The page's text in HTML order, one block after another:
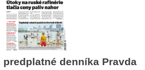
predplatné denníka Pravda